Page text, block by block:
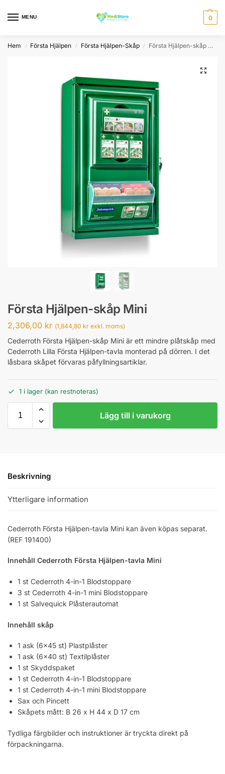
MENU 0
Hem / Första Hjälpen / Första Hjälpen-Skåp / Första Hjälpen-skåp Mini
Första Hjälpen-skåp Mini
2,306,00 kr (1,844,80 kr exkl. moms)
Cederroth Första Hjälpen-skåp Mini är ett mindre plåtskåp med
Cederroth Lilla Första Hjälpen-tavla monterad på dörren. I det
låsbara skåpet förvaras påfyllningsartiklar.
1 i lager (kan restnoteras)
Lägg till i varukorg
Beskrivning
Ytterligare information
Cederroth Första Hjälpen-tavla Mini kan även köpas separat.
(REF 191400)
Innehåll Cederroth Första Hjälpen-tavla Mini
1 st Cederroth 4-in-1 Blodstoppare
3 st Cederroth 4-in-1 mini Blodstoppare
1 st Salvequick Plåsterautomat
Innehåll skåp
1 ask (6×45 st) Plastplåster
1 ask (6×40 st) Textilplåster
1 st Skyddspaket
1 st Cederroth 4-in-1 Blodstoppare
1 st Cederroth 4-in-1 mini Blodstoppare
Sax och Pincett
Skåpets mått: B 26 x H 44 x D 17 cm
Tydliga färgbilder och instruktioner är tryckta direkt på
förpackningarna.